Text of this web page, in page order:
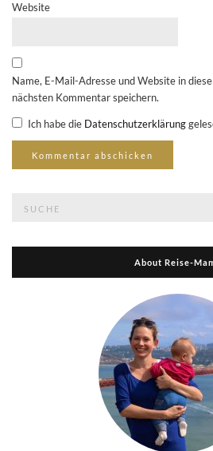
Website
Name, E-Mail-Adresse und Website in
nächsten Kommentar speichern.
Ich habe die Datenschutzerklärung
About Reise-